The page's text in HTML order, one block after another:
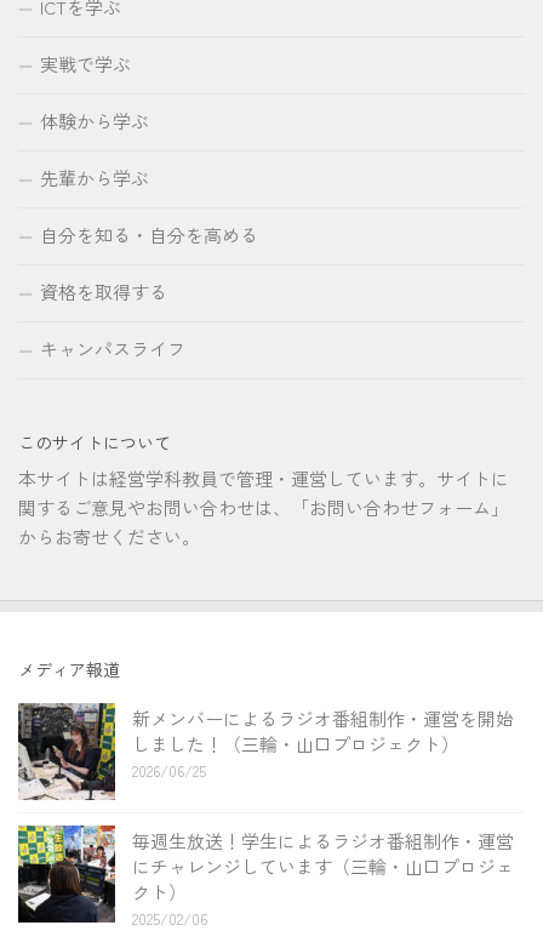
ICTを学ぶ
実戦で学ぶ
体験から学ぶ
先輩から学ぶ
自分を知る・自分を高める
資格を取得する
キャンパスライフ
このサイトについて
本サイトは経営学科教員で管理・運営しています。サイトに
関するご意見やお問い合わせは、「お問い合わせフォーム」
からお寄せください。
メディア報道
新メンバーによるラジオ番組制作・運営を開始
しました！（三輪・山口プロジェクト）
2026/06/25
毎週生放送！学生によるラジオ番組制作・運営
にチャレンジしています（三輪・山口プロジェ
クト）
2025/02/06